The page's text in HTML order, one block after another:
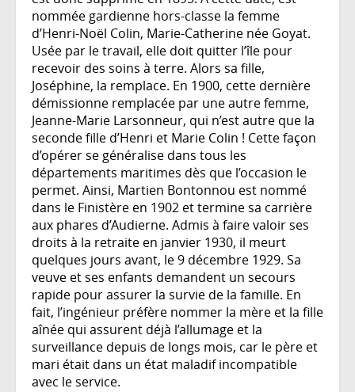
nommée gardienne hors-classe la femme
d’Henri-Noël Colin, Marie-Catherine née Goyat.
Usée par le travail, elle doit quitter l’île pour
recevoir des soins à terre. Alors sa fille,
Joséphine, la remplace. En 1900, cette dernière
démissionne remplacée par une autre femme,
Jeanne-Marie Larsonneur, qui n’est autre que la
seconde fille d’Henri et Marie Colin ! Cette façon
d’opérer se généralise dans tous les
départements maritimes dès que l’occasion le
permet. Ainsi, Martien Bontonnou est nommé
dans le Finistère en 1902 et termine sa carrière
aux phares d’Audierne. Admis à faire valoir ses
droits à la retraite en janvier 1930, il meurt
quelques jours avant, le 9 décembre 1929. Sa
veuve et ses enfants demandent un secours
rapide pour assurer la survie de la famille. En
fait, l’ingénieur préfère nommer la mère et la fille
aînée qui assurent déjà l’allumage et la
surveillance depuis de longs mois, car le père et
mari était dans un état maladif incompatible
avec le service.